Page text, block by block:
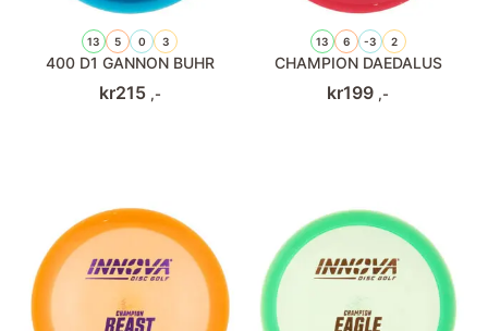
13 5 0 3
400 D1 GANNON BUHR
kr215 ,-
13 6 -3 2
CHAMPION DAEDALUS
kr199 ,-